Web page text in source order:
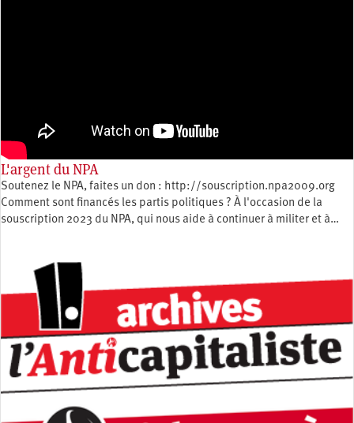
L'argent du NPA
Soutenez le NPA, faites un don : http://souscription.npa2009.org
Comment sont financés les partis politiques ? À l'occasion de la
souscription 2023 du NPA, qui nous aide à continuer à militer et à…